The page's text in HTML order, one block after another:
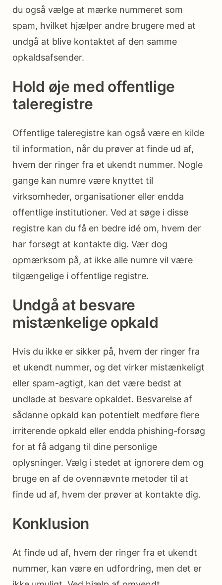
du også vælge at mærke nummeret som
spam, hvilket hjælper andre brugere med at
undgå at blive kontaktet af den samme
opkaldsafsender.
Hold øje med offentlige
taleregistre
Offentlige taleregistre kan også være en kilde
til information, når du prøver at finde ud af,
hvem der ringer fra et ukendt nummer. Nogle
gange kan numre være knyttet til
virksomheder, organisationer eller endda
offentlige institutioner. Ved at søge i disse
registre kan du få en bedre idé om, hvem der
har forsøgt at kontakte dig. Vær dog
opmærksom på, at ikke alle numre vil være
tilgængelige i offentlige registre.
Undgå at besvare
mistænkelige opkald
Hvis du ikke er sikker på, hvem der ringer fra
et ukendt nummer, og det virker mistænkeligt
eller spam-agtigt, kan det være bedst at
undlade at besvare opkaldet. Besvarelse af
sådanne opkald kan potentielt medføre flere
irriterende opkald eller endda phishing-forsøg
for at få adgang til dine personlige
oplysninger. Vælg i stedet at ignorere dem og
bruge en af de ovennævnte metoder til at
finde ud af, hvem der prøver at kontakte dig.
Konklusion
At finde ud af, hvem der ringer fra et ukendt
nummer, kan være en udfordring, men det er